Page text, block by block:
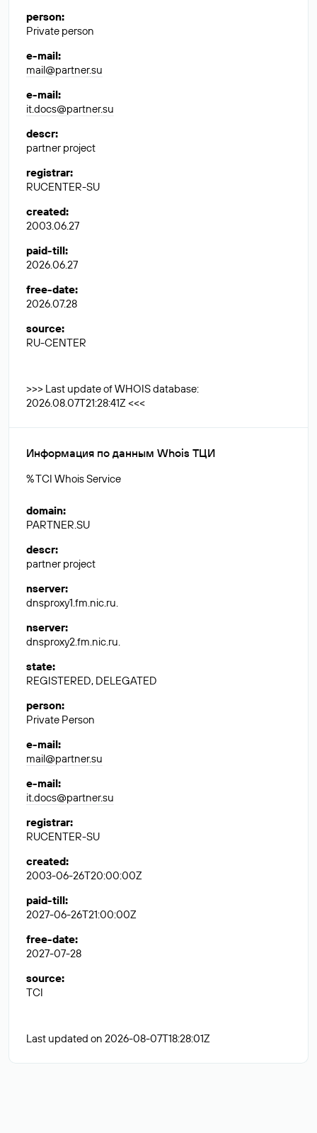
person:
Private person
e-mail:
mail@partner.su
e-mail:
it.docs@partner.su
descr:
partner project
registrar:
RUCENTER-SU
created:
2003.06.27
paid-till:
2026.06.27
free-date:
2026.07.28
source:
RU-CENTER
>>> Last update of WHOIS database:
2026.08.07T21:28:41Z <<<
Информация по данным Whois ТЦИ
% TCI Whois Service
domain:
PARTNER.SU
descr:
partner project
nserver:
dnsproxy1.fm.nic.ru.
nserver:
dnsproxy2.fm.nic.ru.
state:
REGISTERED, DELEGATED
person:
Private Person
e-mail:
mail@partner.su
e-mail:
it.docs@partner.su
registrar:
RUCENTER-SU
created:
2003-06-26T20:00:00Z
paid-till:
2027-06-26T21:00:00Z
free-date:
2027-07-28
source:
TCI
Last updated on 2026-08-07T18:28:01Z